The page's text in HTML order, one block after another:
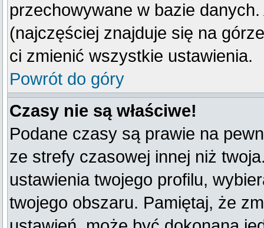
przechowywane w bazie
(najczęściej znajduje się na
ci zmienić wszystkie ustawienia.
Powrót do góry
Czasy nie są właściwe!
Podane czasy są prawie na
ze strefy czasowej innej niż
ustawienia twojego profilu,
twojego obszaru. Pamiętaj, że